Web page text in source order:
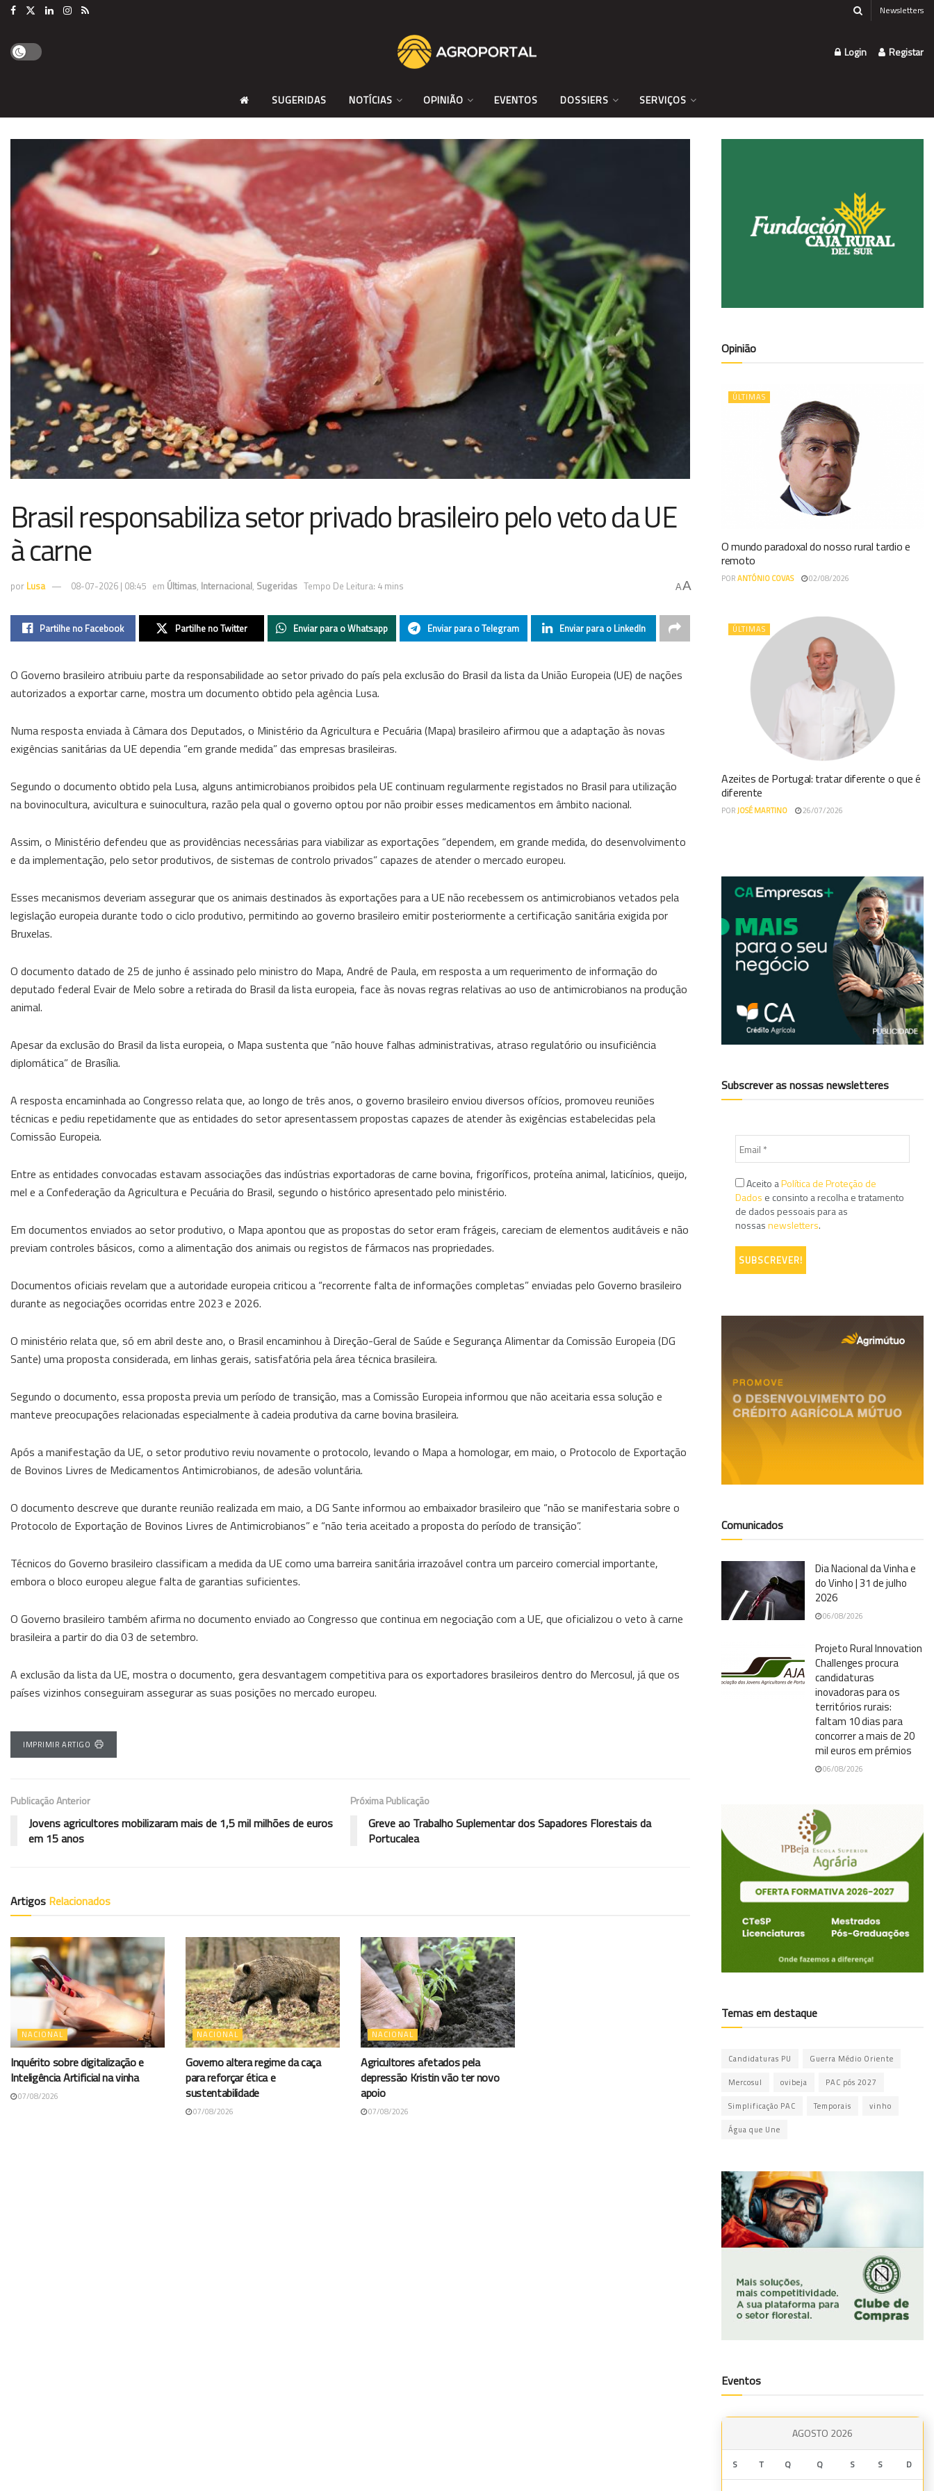
Newsletters
Login Registar
SUGERIDAS NOTÍCIAS OPINIÃO EVENTOS DOSSIERS SERVIÇOS
Brasil responsabiliza setor privado brasileiro pelo veto da UE
à carne
por Lusa 08-07-2026 | 08:45 em Últimas, Internacional, Sugeridas Tempo De Leitura: 4 mins AA
Partilhe no Facebook Partilhe no Twitter Enviar para o Whatsapp Enviar para o Telegram Enviar para o LinkedIn
O Governo brasileiro atribuiu parte da responsabilidade ao setor privado do país pela exclusão do Brasil da lista da União Europeia (UE) de nações
autorizados a exportar carne, mostra um documento obtido pela agência Lusa.
Numa resposta enviada à Câmara dos Deputados, o Ministério da Agricultura e Pecuária (Mapa) brasileiro afirmou que a adaptação às novas
exigências sanitárias da UE dependia “em grande medida” das empresas brasileiras.
Segundo o documento obtido pela Lusa, alguns antimicrobianos proibidos pela UE continuam regularmente registados no Brasil para utilização
na bovinocultura, avicultura e suinocultura, razão pela qual o governo optou por não proibir esses medicamentos em âmbito nacional.
Assim, o Ministério defendeu que as providências necessárias para viabilizar as exportações “dependem, em grande medida, do desenvolvimento
e da implementação, pelo setor produtivos, de sistemas de controlo privados” capazes de atender o mercado europeu.
Esses mecanismos deveriam assegurar que os animais destinados às exportações para a UE não recebessem os antimicrobianos vetados pela
legislação europeia durante todo o ciclo produtivo, permitindo ao governo brasileiro emitir posteriormente a certificação sanitária exigida por
Bruxelas.
O documento datado de 25 de junho é assinado pelo ministro do Mapa, André de Paula, em resposta a um requerimento de informação do
deputado federal Evair de Melo sobre a retirada do Brasil da lista europeia, face às novas regras relativas ao uso de antimicrobianos na produção
animal.
Apesar da exclusão do Brasil da lista europeia, o Mapa sustenta que “não houve falhas administrativas, atraso regulatório ou insuficiência
diplomática” de Brasília.
A resposta encaminhada ao Congresso relata que, ao longo de três anos, o governo brasileiro enviou diversos ofícios, promoveu reuniões
técnicas e pediu repetidamente que as entidades do setor apresentassem propostas capazes de atender às exigências estabelecidas pela
Comissão Europeia.
Entre as entidades convocadas estavam associações das indústrias exportadoras de carne bovina, frigoríficos, proteína animal, laticínios, queijo,
mel e a Confederação da Agricultura e Pecuária do Brasil, segundo o histórico apresentado pelo ministério.
Em documentos enviados ao setor produtivo, o Mapa apontou que as propostas do setor eram frágeis, careciam de elementos auditáveis e não
previam controles básicos, como a alimentação dos animais ou registos de fármacos nas propriedades.
Documentos oficiais revelam que a autoridade europeia criticou a “recorrente falta de informações completas” enviadas pelo Governo brasileiro
durante as negociações ocorridas entre 2023 e 2026.
O ministério relata que, só em abril deste ano, o Brasil encaminhou à Direção-Geral de Saúde e Segurança Alimentar da Comissão Europeia (DG
Sante) uma proposta considerada, em linhas gerais, satisfatória pela área técnica brasileira.
Segundo o documento, essa proposta previa um período de transição, mas a Comissão Europeia informou que não aceitaria essa solução e
manteve preocupações relacionadas especialmente à cadeia produtiva da carne bovina brasileira.
Após a manifestação da UE, o setor produtivo reviu novamente o protocolo, levando o Mapa a homologar, em maio, o Protocolo de Exportação
de Bovinos Livres de Medicamentos Antimicrobianos, de adesão voluntária.
O documento descreve que durante reunião realizada em maio, a DG Sante informou ao embaixador brasileiro que “não se manifestaria sobre o
Protocolo de Exportação de Bovinos Livres de Antimicrobianos” e “não teria aceitado a proposta do período de transição”.
Técnicos do Governo brasileiro classificam a medida da UE como uma barreira sanitária irrazoável contra um parceiro comercial importante,
embora o bloco europeu alegue falta de garantias suficientes.
O Governo brasileiro também afirma no documento enviado ao Congresso que continua em negociação com a UE, que oficializou o veto à carne
brasileira a partir do dia 03 de setembro.
A exclusão da lista da UE, mostra o documento, gera desvantagem competitiva para os exportadores brasileiros dentro do Mercosul, já que os
países vizinhos conseguiram assegurar as suas posições no mercado europeu.
IMPRIMIR ARTIGO
Publicação Anterior
Jovens agricultores mobilizaram mais de 1,5 mil milhões de euros
em 15 anos
Próxima Publicação
Greve ao Trabalho Suplementar dos Sapadores Florestais da
Portucalea
Artigos Relacionados
NACIONAL
Inquérito sobre digitalização e
Inteligência Artificial na vinha
07/08/2026
NACIONAL
Governo altera regime da caça
para reforçar ética e
sustentabilidade
07/08/2026
NACIONAL
Agricultores afetados pela
depressão Kristin vão ter novo
apoio
07/08/2026
Opinião
ÚLTIMAS
O mundo paradoxal do nosso rural tardio e
remoto
PORANTÓNIO COVAS 02/08/2026
ÚLTIMAS
Azeites de Portugal: tratar diferente o que é
diferente
PORJOSÉ MARTINO 26/07/2026
Subscrever as nossas newsletteres
Aceito aPolítica de Proteção de
Dados e consinto a recolha e tratamento
de dados pessoais para as
nossasnewsletters.
Comunicados
Dia Nacional da Vinha e
do Vinho | 31 de julho
2026
06/08/2026
Projeto Rural Innovation
Challenges procura
candidaturas
inovadoras para os
territórios rurais:
faltam 10 dias para
concorrer a mais de 20
mil euros em prémios
06/08/2026
Temas em destaque
Candidaturas PU Guerra Médio Oriente
Mercosul ovibeja PAC pós 2027
Simplificação PAC Temporais vinho
Água que Une
Eventos
AGOSTO 2026
S T Q Q S S D